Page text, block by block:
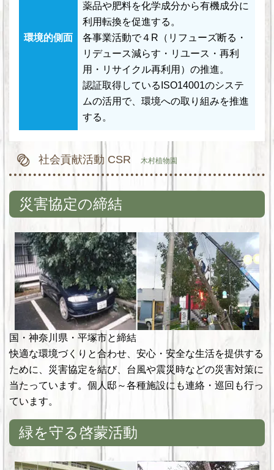
環境的側面
薬品や肥料を化学成分から有機成分に
利用転換を促進する。
各事業活動で４R（リフューズ断る・
リデュース減らす・リユース・再利
用・リサイクル再利用）の推進。
認証取得しているISO14001のシステ
ムの活用で、環境への取り組みを推進
する。
社会貢献活動 CSR 木村植物園
災害協定の締結
国・神奈川県・平塚市と締結
快適な環境づくりと合わせ、安心・安全な生活を提供する
ために、災害協定を結び、台風や震災時などの災害対策に
当たっています。個人邸～各種施設にも連絡・巡回も行っ
ています。
緑を守る啓蒙活動